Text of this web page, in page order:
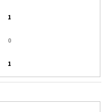
1
0
1